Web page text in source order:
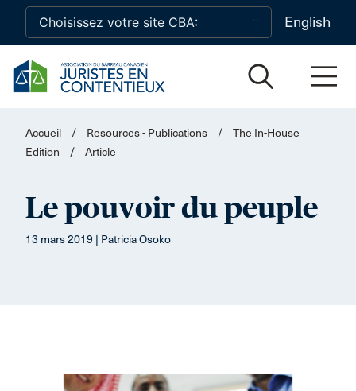
Skip to main content
English
Accueil / Resources - Publications /
The In-House
Edition
/ Article
Le pouvoir du peuple
13 mars 2019 | Patricia Osoko